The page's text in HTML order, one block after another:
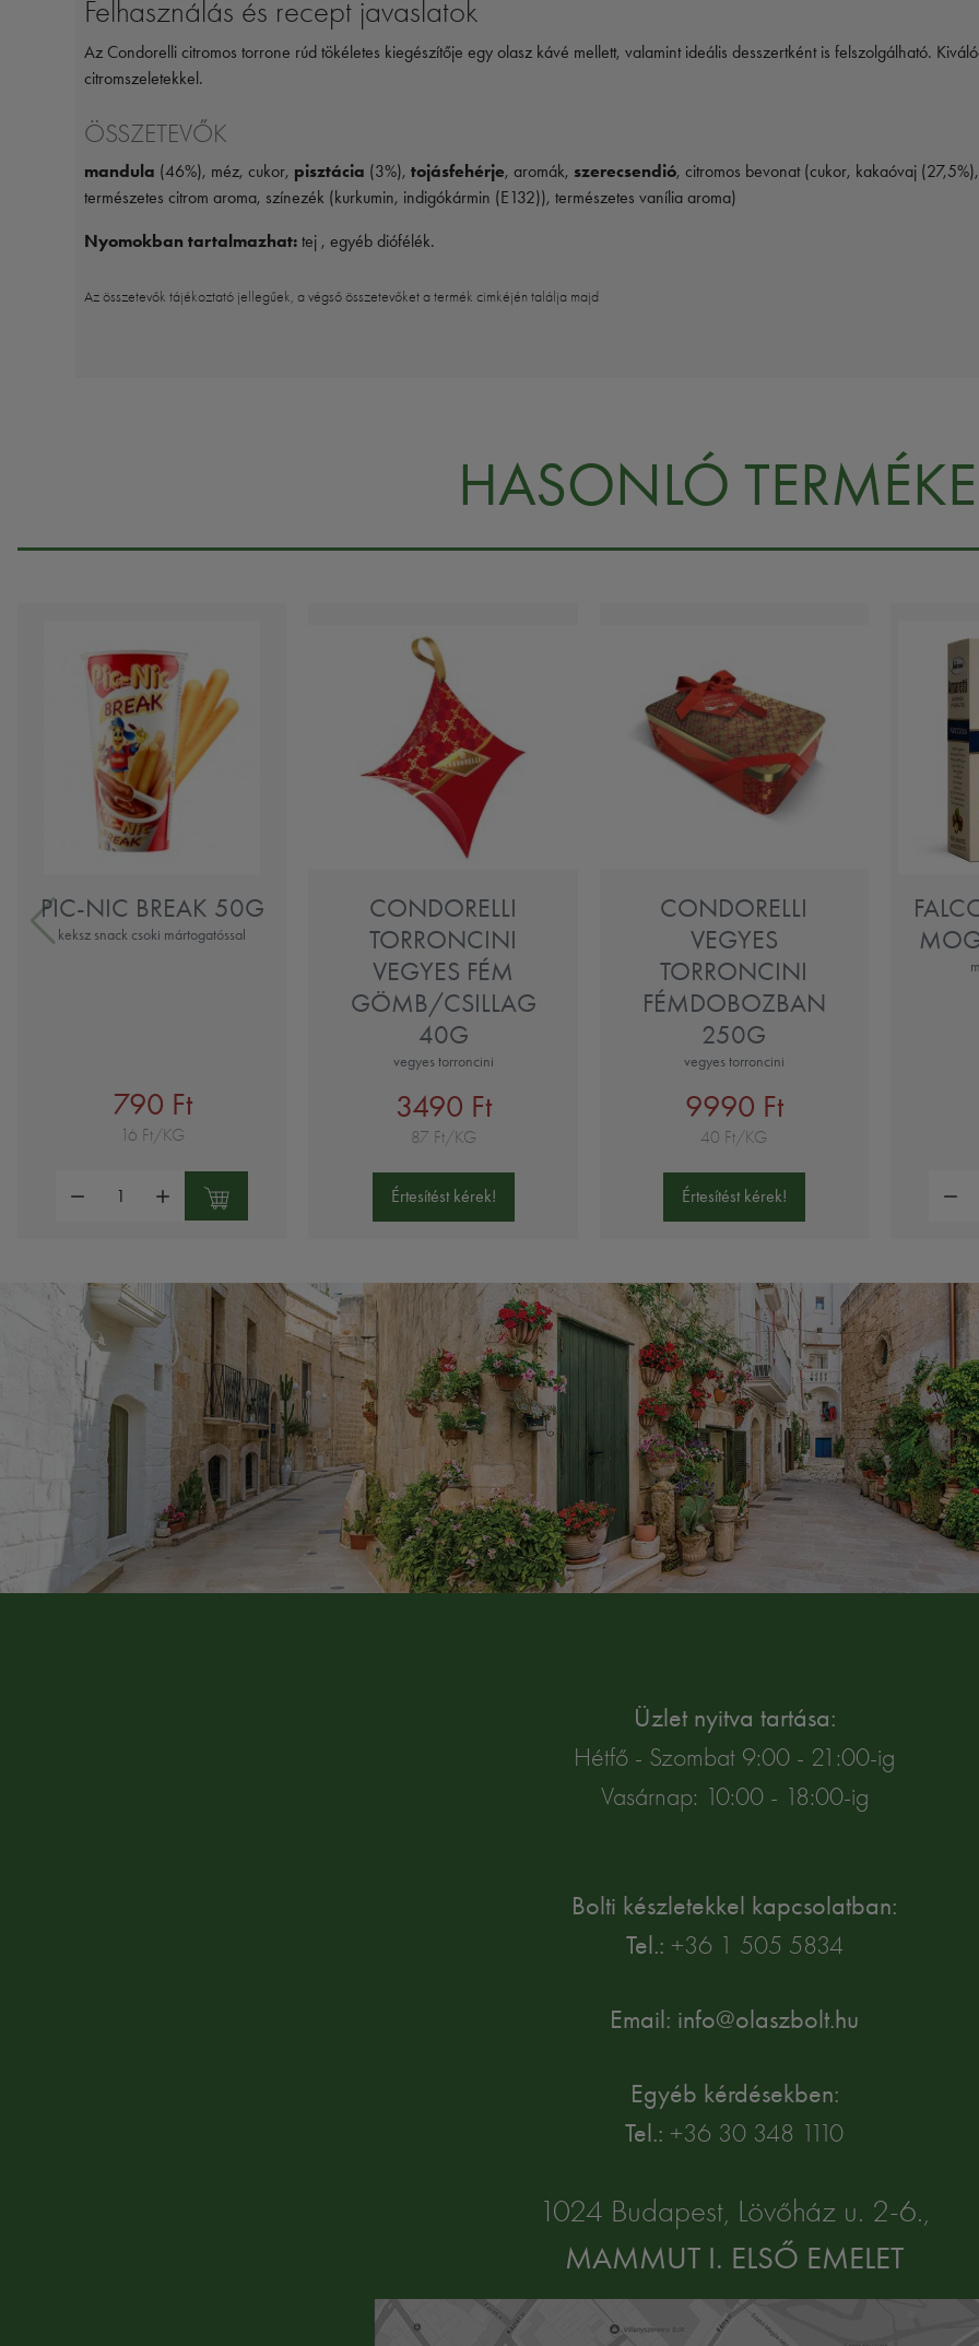
Felhasználás és recept javaslatok
Az Condorelli citromos torrone rúd tökéletes kiegészítője egy olasz kávé mellett, valamint ideális desszertként is felszolgálható.
citromszeletekkel.
ÖSSZETEVŐK
mandula (46%), méz, cukor, pisztácia (3%), tojásfehérje, aromák, szerecsendió, citromos bevonat (cukor, kakaóvaj
természetes citrom aroma, színezék (kurkumin, indigókármin (E132)), természetes vanília aroma)
Nyomokban tartalmazhat: tej , egyéb diófélék.
Az összetevők tájékoztató jellegűek, a végső összetevőket a termék cimkéjén találja majd
HASONLÓ
PIC-NIC BREAK 50G
keksz snack csoki mártogatóssal
790 Ft
16 Ft/KG
CONDORELLI
TORRONCINI
VEGYES FÉM
GÖMB/CSILLAG
40G
vegyes torroncini
3490 Ft
87 Ft/KG
Értesítést kérek!
CONDORELLI
VEGYES
TORRONCINI
FÉMDOBOZBAN
250G
vegyes torroncini
9990 Ft
40 Ft/KG
Értesítést kérek!
Üzlet nyitva tartása:
Hétfő - Szombat 9:00 - 21:00-ig
Vasárnap: 10:00 - 18:00-ig
Bolti készletekkel kapcsolatban:
Tel.: +36 1 505 5834
Email: info@olaszbolt.hu
Egyéb kérdésekben:
Tel.: +36 30 348 1110
1024 Budapest, Lövőház u. 2-6.,
MAMMUT I. ELSŐ EMELET